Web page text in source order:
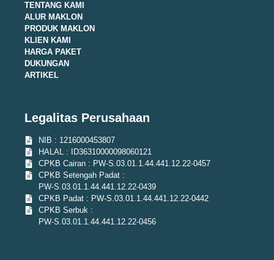
TENTANG KAMI
ALUR MAKLON
PRODUK MAKLON
KLIEN KAMI
HARGA PAKET
DUKUNGAN
ARTIKEL
Legalitas Perusahaan
NIB : 1216000453807
HALAL : ID36310000098060121
CPKB Cairan : PW-S.03.01.1.44.441.12.22-0457
CPKB Setengah Padat :
PW-S.03.01.1.44.441.12.22-0439
CPKB Padat : PW-S.03.01.1.44.441.12.22-0442
CPKB Serbuk :
PW-S.03.01.1.44.441.12.22-0456